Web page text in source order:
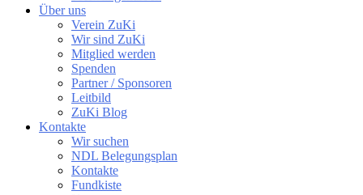
Über uns
Verein ZuKi
Wir sind ZuKi
Mitglied werden
Spenden
Partner / Sponsoren
Leitbild
ZuKi Blog
Kontakte
Wir suchen
NDL Belegungsplan
Kontakte
Fundkiste